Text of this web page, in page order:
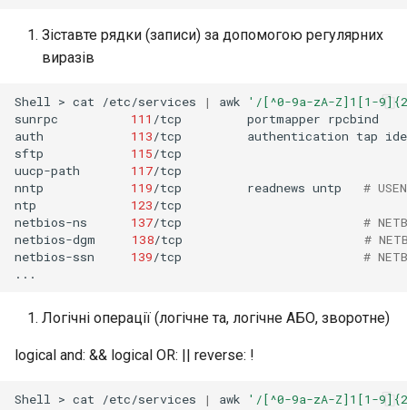
Зіставте рядки (записи) за допомогою регулярних
виразів
Shell > cat /etc/services | awk
'/[^0-9a-zA-Z]1[1-
sunrpc
111 /tcp portmapper rpcbind
auth
113/tcp authentication tap
sftp
115/tcp
uucp-path
117/tcp
nntp
119/tcp readnews untp
#
ntp
123/tcp
netbios-ns
137/tcp
#
netbios-dgm
138/tcp
#
netbios-ssn
139/tcp
#
Логічні операції (логічне та, логічне АБО, зворотне)
logical and: && logical OR: || reverse: !
Shell > cat /etc/services | awk
'/[^0-9a-zA-Z]1[1-